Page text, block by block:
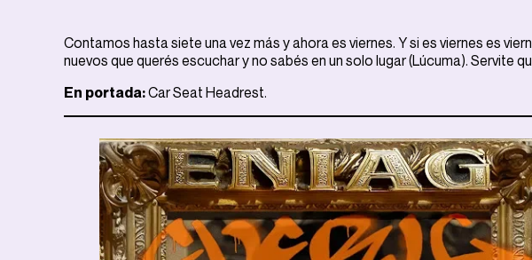
Contamos hasta siete una vez más y ahora es viernes. Y si es viernes es
nuevos que querés escuchar y no sabés en un solo lugar (Lúcuma). Servite
En portada:Car Seat Headrest.